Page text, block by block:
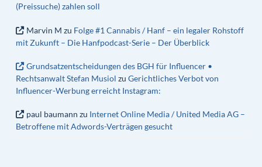
(Preissuche) zahlen soll
Marvin M zu Folge #1 Cannabis / Hanf – ein legaler Rohstoff
mit Zukunft – Die Hanfpodcast-Serie – Der Überblick
Grundsatzentscheidungen des BGH für Influencer •
Rechtsanwalt Stefan Musiol zu Gerichtliches Verbot von
Influencer-Werbung erreicht Instagram:
paul baumann zu Internet Online Media / United Media AG –
Betroffene mit Adwords-Verträgen gesucht